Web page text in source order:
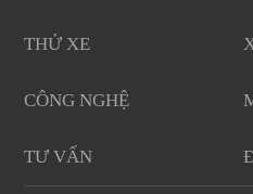
THỬ XE
CÔNG NGHỆ
TƯ VẤN